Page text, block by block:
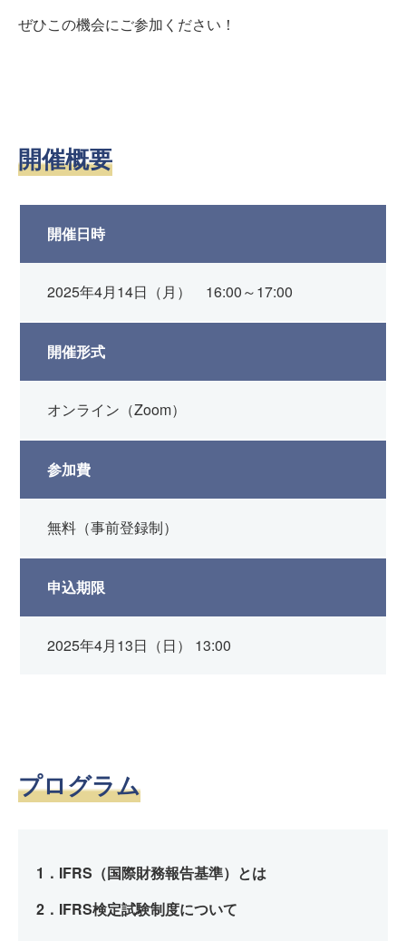
ぜひこの機会にご参加ください！
プログラム
1．IFRS（国際財務報告基準）とは
2．IFRS検定試験制度について
開催概要
開催日時
2025年4月14日（月） 16:00～17:00
開催形式
オンライン（Zoom）
参加費
無料（事前登録制）
申込期限
2025年4月13日（日） 13:00